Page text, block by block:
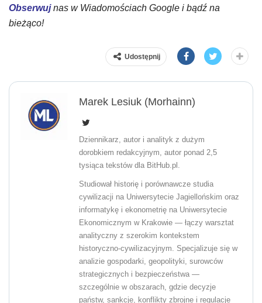
Obserwujnas w Wiadomościach Google i bądź na
bieżąco!
Udostępnij
Marek Lesiuk (Morhainn)
Dziennikarz, autor i analityk z dużym
dorobkiem redakcyjnym, autor ponad 2,5
tysiąca tekstów dla BitHub.pl.
Studiował historię i porównawcze studia
cywilizacji na Uniwersytecie Jagiellońskim oraz
informatykę i ekonometrię na Uniwersytecie
Ekonomicznym w Krakowie — łączy warsztat
analityczny z szerokim kontekstem
historyczno-cywilizacyjnym. Specjalizuje się w
analizie gospodarki, geopolityki, surowców
strategicznych i bezpieczeństwa —
szczególnie w obszarach, gdzie decyzje
państw, sankcje, konflikty zbrojne i regulacje